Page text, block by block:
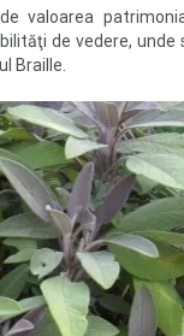
valoarea
de vedere, unde
Braille.